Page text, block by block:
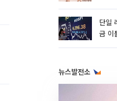
단일
금 이
뉴스발전소